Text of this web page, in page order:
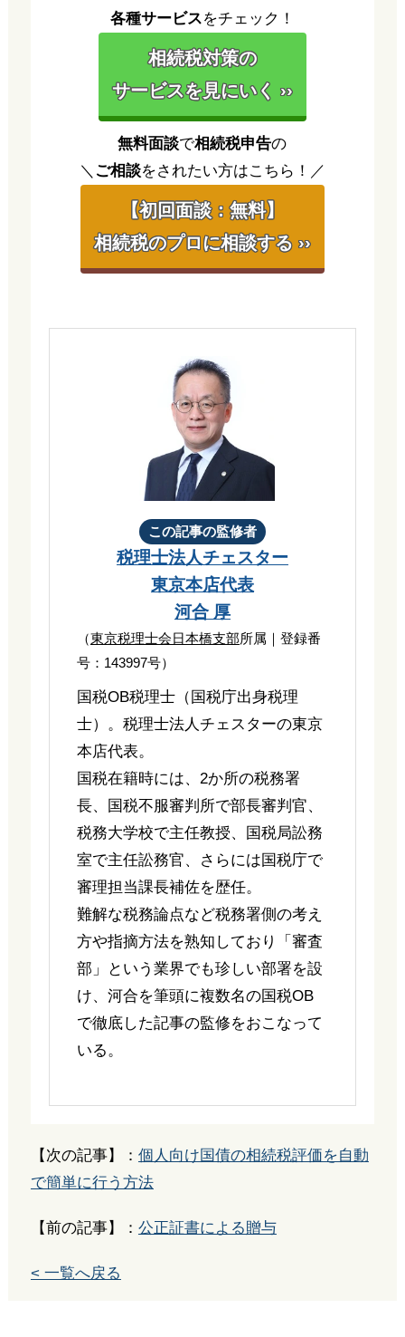
各種サービスをチェック！
相続税対策の
サービスを見にいく ››
無料面談で相続税申告の
＼ ご相談をされたい方はこちら！／
【初回面談：無料】
相続税のプロに相談する ››
この記事の監修者
税理士法人チェスター
東京本店代表
河合 厚
（東京税理士会日本橋支部所属｜登録番
号：143997号）
国税OB税理士（国税庁出身税理
士）。税理士法人チェスターの東京
本店代表。
国税在籍時には、2か所の税務署
長、国税不服審判所で部長審判官、
税務大学校で主任教授、国税局訟務
室で主任訟務官、さらには国税庁で
審理担当課長補佐を歴任。
難解な税務論点など税務署側の考え
方や指摘方法を熟知しており「審査
部」という業界でも珍しい部署を設
け、河合を筆頭に複数名の国税OB
で徹底した記事の監修をおこなって
いる。
【次の記事】： 個人向け国債の相続税評価を自動
で簡単に行う方法
【前の記事】： 公正証書による贈与
< 一覧へ戻る